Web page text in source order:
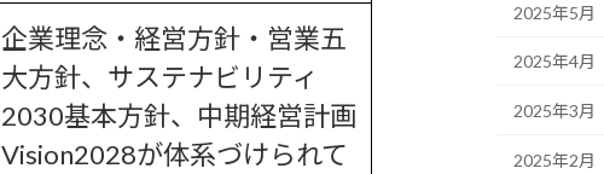
企業理念・経営方針・営業五
大方針、サステナビリティ
2030基本方針、中期経営計画
Vision2028が体系づけられて
2025年5月
2025年4月
2025年3月
2025年2月